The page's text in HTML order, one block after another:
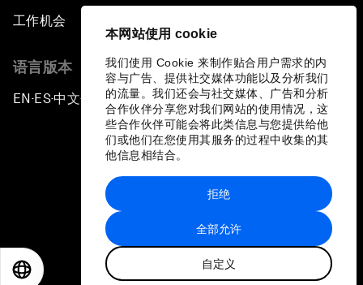
本网站使用 cookie
我们使用 Cookie 来制作贴合用户需求的内
容与广告、提供社交媒体功能以及分析我们
的流量。我们还会与社交媒体、广告和分析
合作伙伴分享您对我们网站的使用情况，这
些合作伙伴可能会将此类信息与您提供给他
们或他们在您使用其服务的过程中收集的其
他信息相结合。
全部允许
自定义
拒绝
工作机会
语言版本
EN ▪ ES▪中文▪ 日本語
站点地图
世界经济论坛